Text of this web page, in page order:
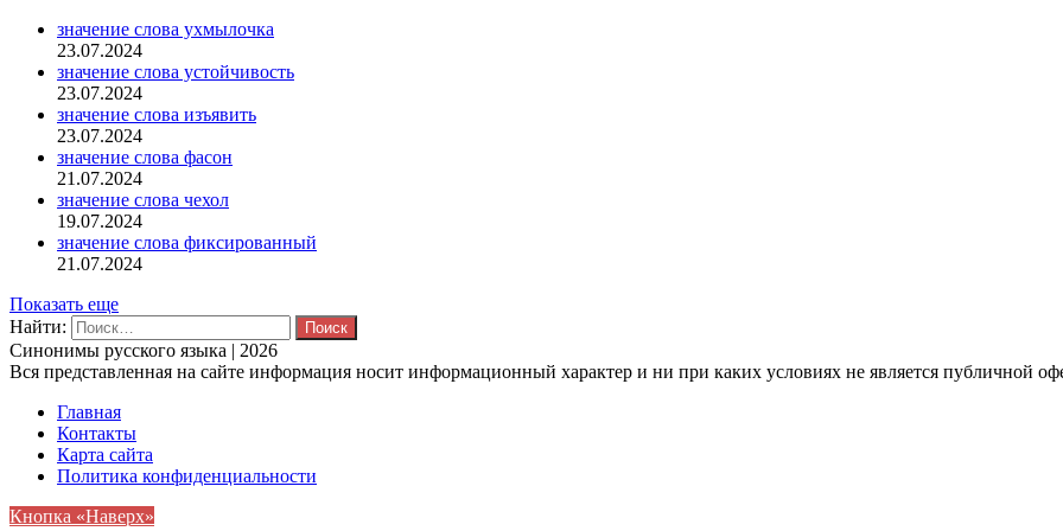
значение слова ухмылочка
23.07.2024
значение слова устойчивость
23.07.2024
значение слова изъявить
23.07.2024
значение слова фасон
21.07.2024
значение слова чехол
19.07.2024
значение слова фиксированный
21.07.2024
Показать еще
Найти:
Синонимы русского языка | 2026
Вся представленная на сайте информация носит информационный характер и ни при каких условиях не является публичной
Главная
Контакты
Карта сайта
Политика конфиденциальности
Кнопка «Наверх»